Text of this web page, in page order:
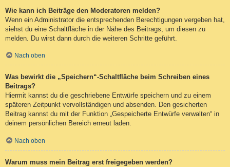
Wie kann ich Beiträge den Moderatoren melden?
Wenn ein Administrator die entsprechenden Berechtigungen vergeben hat,
siehst du eine Schaltfläche in der Nähe des Beitrags, um diesen zu
melden. Du wirst dann durch die weiteren Schritte geführt.
Nach oben
Was bewirkt die „Speichern“-Schaltfläche beim Schreiben eines
Beitrags?
Hiermit kannst du die geschriebene Entwürfe speichern und zu einem
späteren Zeitpunkt vervollständigen und absenden. Den gesicherten
Beitrag kannst du mit der Funktion „Gespeicherte Entwürfe verwalten“ in
deinem persönlichen Bereich erneut laden.
Nach oben
Warum muss mein Beitrag erst freigegeben werden?